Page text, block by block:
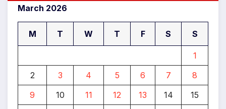
March 2026
M T W T F S S
1
2
3 4 5 6 7
8
9
10 11 12 13 14
15